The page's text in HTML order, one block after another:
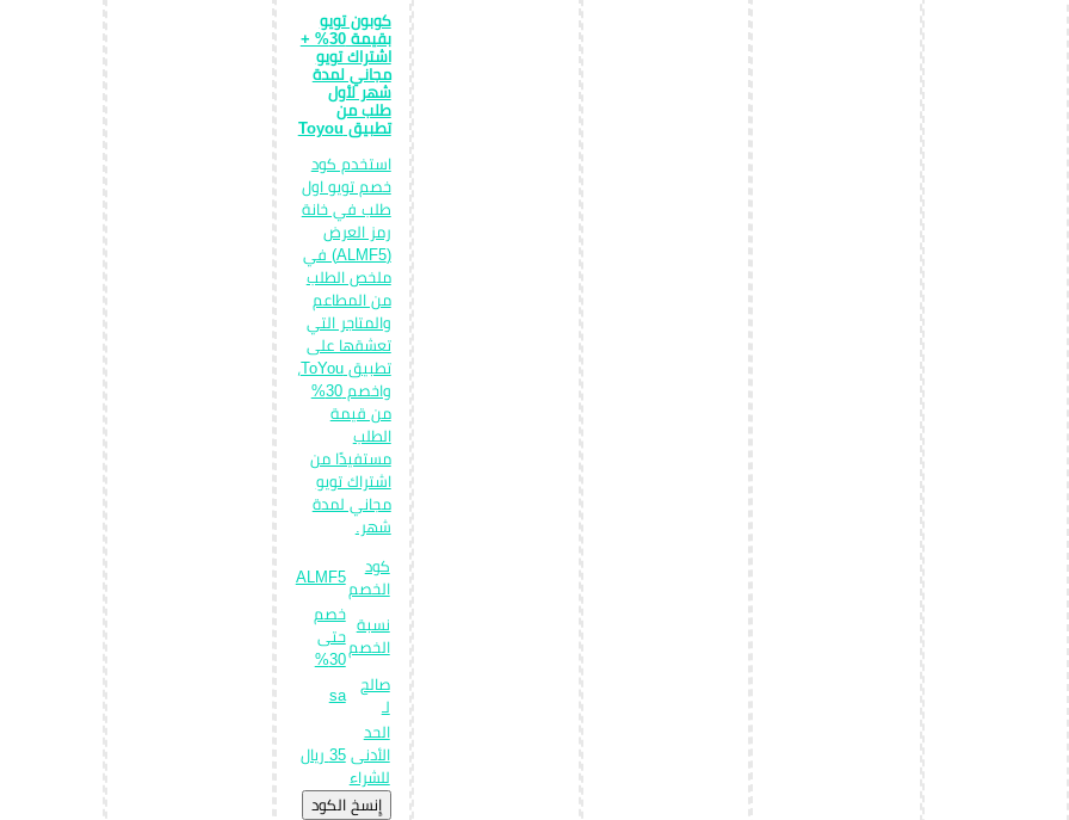
كوبون تويو
بقيمة 30% +
اشتراك تويو
مجاني لمدة
شهر لأول
طلب من
تطبيق Toyou
استخدم كود
خصم تويو اول
طلب في خانة
رمز العرض
(ALMF5) في
ملخص الطلب
من المطاعم
والمتاجر التي
تعشقها على
تطبيق ToYou،
واخصم 30%
من قيمة
الطلب
مستفيدًا من
اشتراك تويو
مجاني لمدة
شهر.
كود
الخصمALMF5
نسبة
الخصم
خصم
حتى
30%
صالح
لـ
sa
الحد
الأدنى
للشراء
35 ريال
إِنسخ الكود